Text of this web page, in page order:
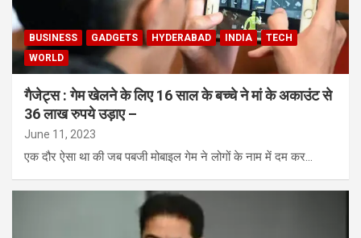
BUSINESS GADGETS HYDERABAD INDIA
TECH
WORLD
गैजेट्स : गेम खेलने के लिए 16 साल के बच्चे ने मां के अकाउंट से
36 लाख रुपये उड़ाए –
June 11, 2023
एक दौर ऐसा था की जब पबजी मोबाइल गेम ने लोगों के नाम में दम कर…